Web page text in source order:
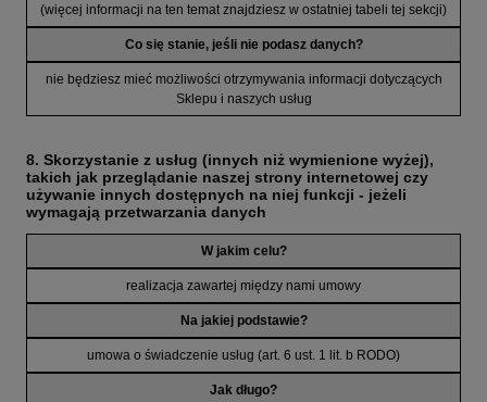
(więcej informacji na ten temat znajdziesz w ostatniej tabeli tej sekcji)
Co się stanie, jeśli nie podasz danych?
nie będziesz mieć możliwości otrzymywania informacji dotyczących
Sklepu i naszych usług
8. Skorzystanie z usług (innych niż wymienione wyżej),
takich jak przeglądanie naszej strony internetowej czy
używanie innych dostępnych na niej funkcji - jeżeli
wymagają przetwarzania danych
W jakim celu?
realizacja zawartej między nami umowy
Na jakiej podstawie?
umowa o świadczenie usług (art. 6 ust. 1 lit. b RODO)
Jak długo?